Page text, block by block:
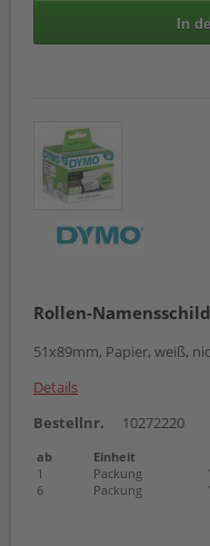
In
Rollen-
51x89mm, Papier, weiß,
Details
Bestellnr.
10272220
ab Einheit
1
Packung
6
Packung